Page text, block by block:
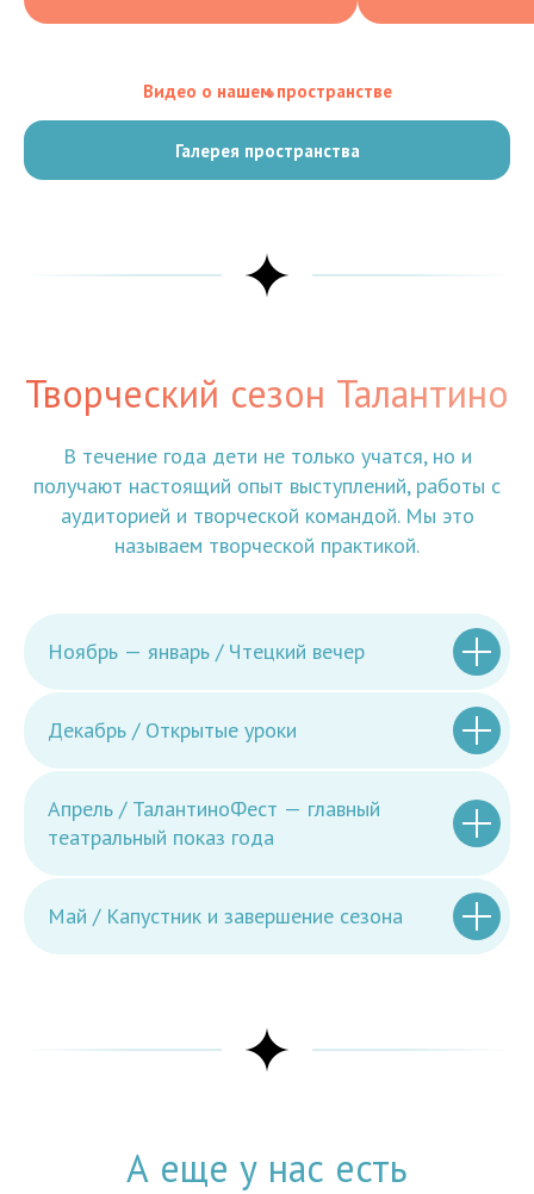
Видео о нашем пространстве
Галерея пространства
Творческий сезон Талантино
В течение года дети не только учатся, но и
получают настоящий опыт выступлений, работы с
аудиторией и творческой командой. Мы это
называем творческой практикой.
Ноябрь — январь / Чтецкий вечер
Декабрь / Открытые уроки
Апрель / ТалантиноФест — главный
театральный показ года
Май / Капустник и завершение сезона
А еще у нас есть